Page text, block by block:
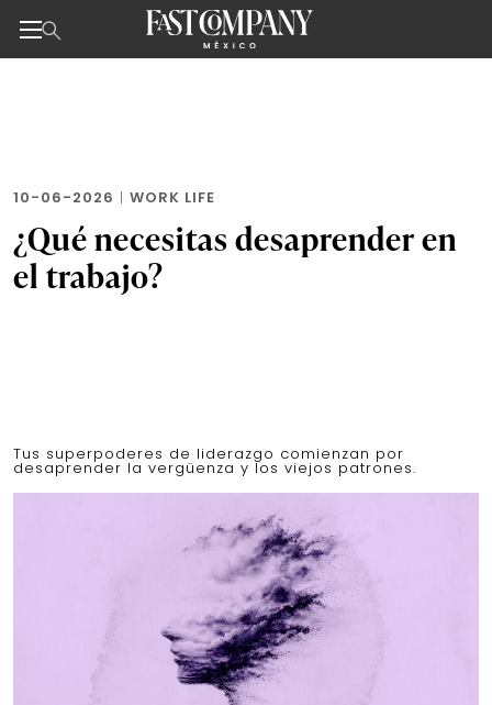
10-06-2026 | WORK LIFE
¿Qué necesitas desaprender en
el trabajo?
Tus superpoderes de liderazgo comienzan por
desaprender la vergüenza y los viejos patrones.